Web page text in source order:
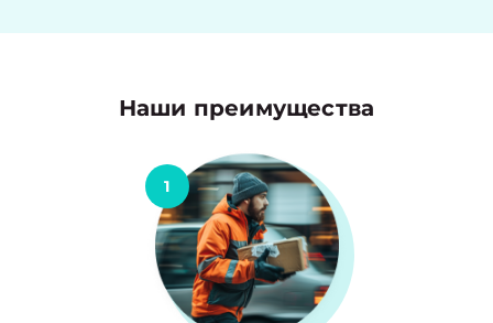
Наши преимущества
1